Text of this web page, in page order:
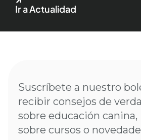
Ir a Actualidad
Suscríbete a nuestro
recibir consejos de
sobre educación
sobre cursos o